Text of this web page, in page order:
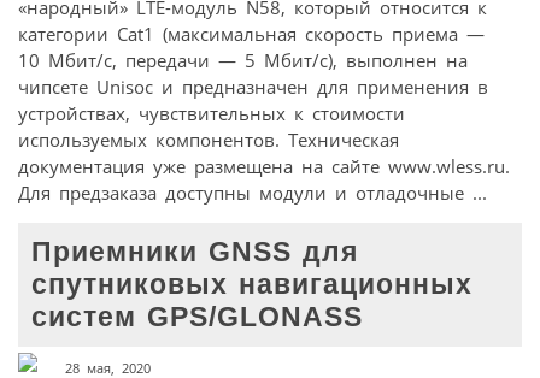
«народный» LTE-модуль N58, который относится к
категории Cat1 (максимальная скорость приема —
10 Мбит/с, передачи — 5 Мбит/с), выполнен на
чипсете Unisoc и предназначен для применения в
устройствах, чувствительных к стоимости
используемых компонентов. Техническая
документация уже размещена на сайте www.wless.ru.
Для предзаказа доступны модули и отладочные ...
Приемники GNSS для
спутниковых навигационных
систем GPS/GLONASS
28 мая, 2020